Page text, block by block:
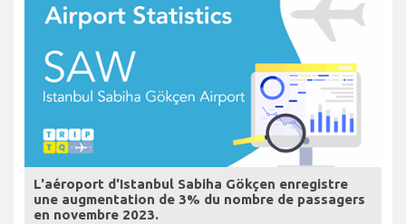
L'aéroport d'Istanbul Sabiha Gökçen enregistre
une augmentation de 3% du nombre de passagers
en novembre 2023.